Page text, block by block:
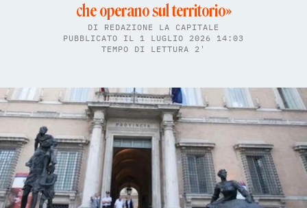
che operano sul territorio»
DI REDAZIONE LA CAPITALE
PUBBLICATO IL 1 LUGLIO 2026 14:03
TEMPO DI LETTURA 2'